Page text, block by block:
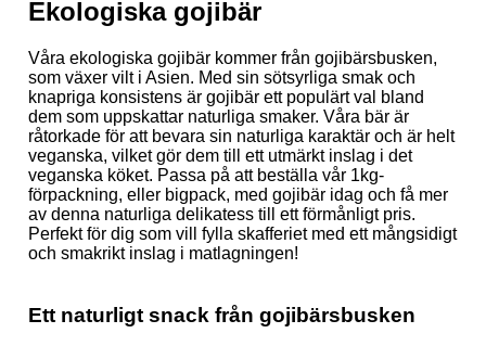
Ekologiska gojibär
Våra ekologiska gojibär kommer från gojibärsbusken,
som växer vilt i Asien. Med sin sötsyrliga smak och
knapriga konsistens är gojibär ett populärt val bland
dem som uppskattar naturliga smaker. Våra bär är
råtorkade för att bevara sin naturliga karaktär och är helt
veganska, vilket gör dem till ett utmärkt inslag i det
veganska köket. Passa på att beställa vår 1kg-
förpackning, eller bigpack, med gojibär idag och få mer
av denna naturliga delikatess till ett förmånligt pris.
Perfekt för dig som vill fylla skafferiet med ett mångsidigt
och smakrikt inslag i matlagningen!
Ett naturligt snack från gojibärsbusken